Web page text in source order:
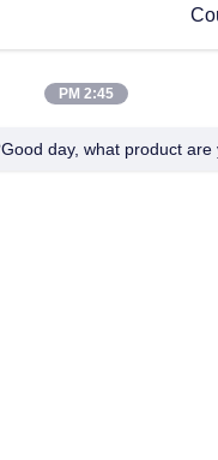
اتصل بنا
2:45 PM
Good day, what product are